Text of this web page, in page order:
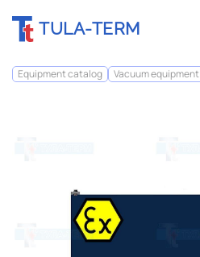
TULA-TERM
Equipment catalog Vacuum equipment